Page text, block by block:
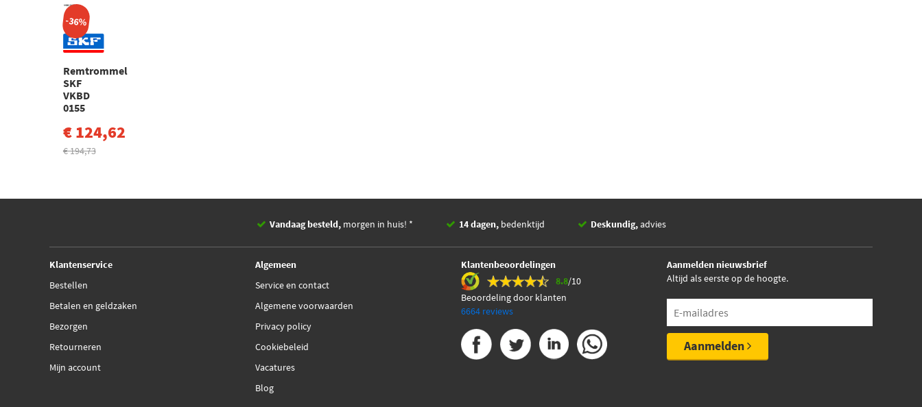
-36%
Remtrommel
SKF
VKBD
0155
€ 124,62
€ 194,73
Vandaag besteld, morgen in huis! * 14 dagen, bedenktijd Deskundig,advies
Klantenservice
Bestellen
Betalen en geldzaken
Bezorgen
Retourneren
Mijn account
Algemeen
Service en contact
Algemene voorwaarden
Privacy policy
Cookiebeleid
Vacatures
Blog
Klantenbeoordelingen
8.8/10
Beoordeling door klanten
6664 reviews
Aanmelden nieuwsbrief
Altijd als eerste op de hoogte.
Aanmelden